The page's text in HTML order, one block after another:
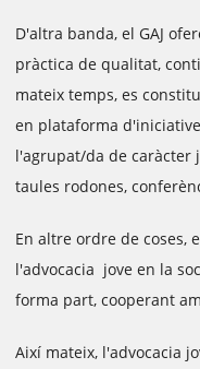
D'altra banda, el GAJ
pràctica de qualitat,
mateix temps, es
en plataforma
l'agrupat/da de
taules rodones,
En altre ordre de coses,
l'advocacia jove en la
forma part, cooperant
Així mateix, l'advocacia